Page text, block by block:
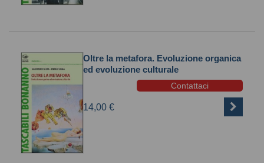
Oltre la metafora. Evoluzione organica
ed evoluzione culturale
Contattaci
14,00 €